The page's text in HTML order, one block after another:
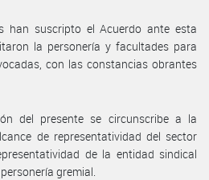
han suscripto el Acuerdo ante esta
la personería y facultades para
con las constancias obrantes
del presente se circunscribe a la
de representatividad del sector
de la entidad sindical
gremial.